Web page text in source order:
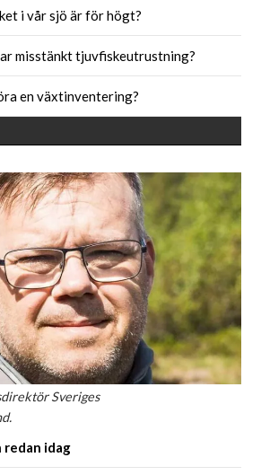
i vår sjö är för högt?
misstänkt tjuvfiskeutrustning?
en växtinventering?
Sveriges
idag